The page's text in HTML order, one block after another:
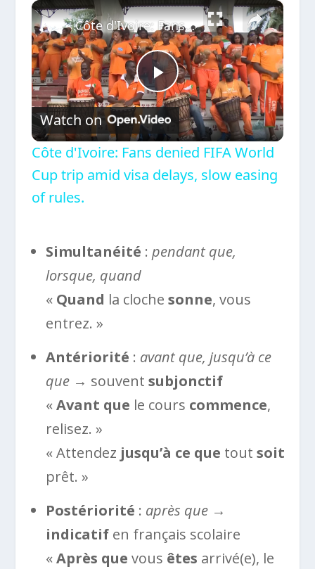
×
Play
Video
Côte d'Ivoire: Fans denied FIFA World Cup trip amid visa delays, slow easing of rules.
Watch on
Côte d'Ivoire: Fans denied FIFA World
Cup trip amid visa delays, slow easing
of rules.
Simultanéité :pendant que,
lorsque, quand
« Quand la clochesonne, vous
entrez. »
Antériorité : avant que, jusqu’à ce
que → souventsubjonctif
«Avant que le cours commence,
relisez. »
« Attendez jusqu’à ce que toutsoit
prêt. »
Postériorité : après que →
indicatif en français scolaire
«Après que vous êtes arrivé(e), le